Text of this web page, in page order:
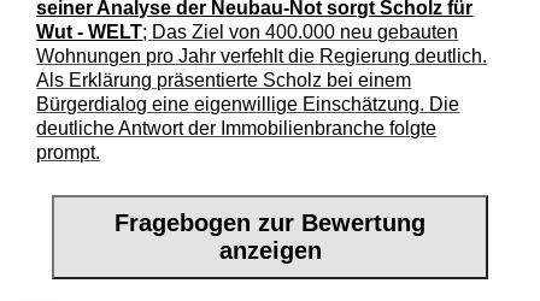
seiner Analyse der Neubau-Not sorgt Scholz für
Wut - WELT; Das Ziel von 400.000 neu gebauten
Wohnungen pro Jahr verfehlt die Regierung deutlich.
Als Erklärung präsentierte Scholz bei einem
Bürgerdialog eine eigenwillige Einschätzung. Die
deutliche Antwort der Immobilienbranche folgte
prompt.
Fragebogen zur Bewertung
anzeigen